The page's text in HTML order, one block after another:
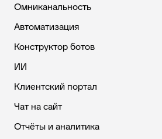
Омниканальность
Автоматизация
Конструктор ботов
ИИ
Клиентский портал
Чат на сайт
Отчёты и аналитика